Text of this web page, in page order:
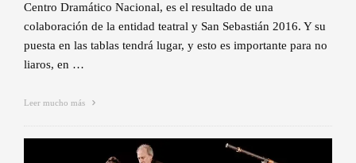
Centro Dramático Nacional, es el resultado de una
colaboración de la entidad teatral y San Sebastián 2016. Y su
puesta en las tablas tendrá lugar, y esto es importante para no
liaros, en …
Leer mucho más